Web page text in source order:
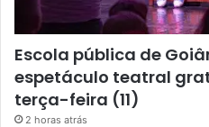
Escola pública de
espetáculo teatral
terça-feira (11)
2 horas atrás